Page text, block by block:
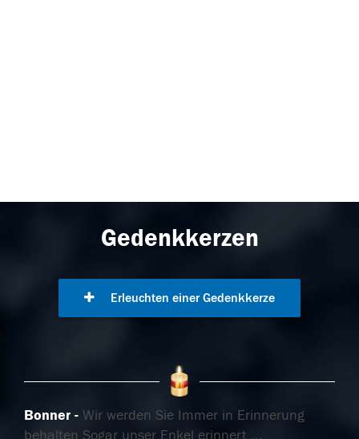
Gedenkkerzen
Erleuchten einer Gedenkkerze
Bonner
Wir werden Sie Immer in Erinnerung
behalten Sogar unser Enkel erinnert ...